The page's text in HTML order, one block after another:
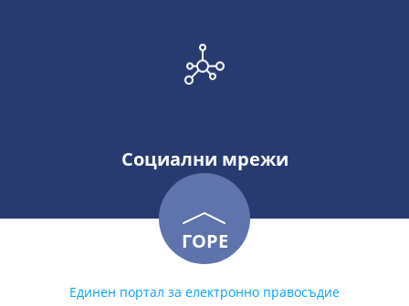
Социални мрежи
ГОРЕ
Единен портал за електронно правосъдие